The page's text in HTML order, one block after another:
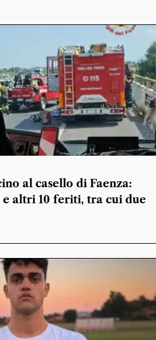
al casello di Faenza:
e altri 10 feriti, tra cui due